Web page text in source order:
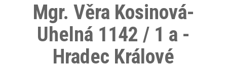
Mgr. Věra Kosinová-
Uhelná 1142 / 1 a -
Hradec Králové